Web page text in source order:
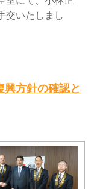
交いたしまし
方針の確認と